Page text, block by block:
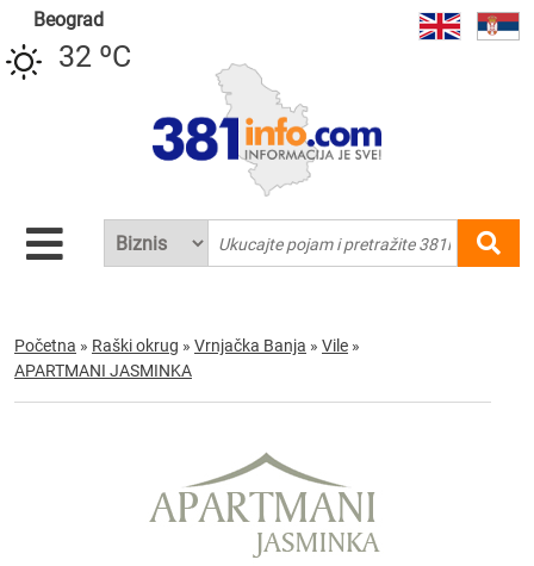
Beograd
32 ºC
Početna » Raški okrug » Vrnjačka Banja » Vile »
APARTMANI JASMINKA